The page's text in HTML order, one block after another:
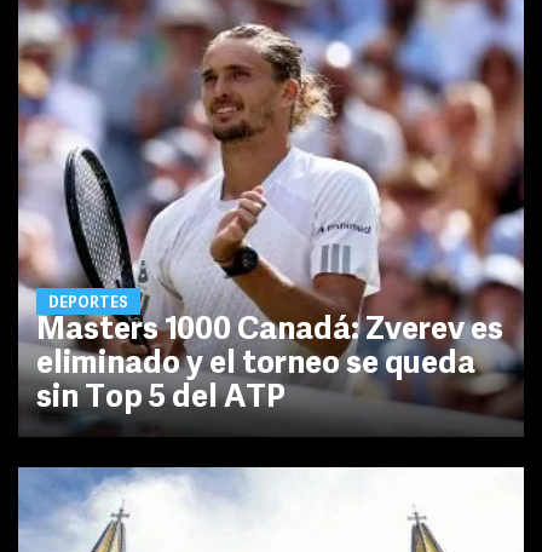
DEPORTES
Masters 1000 Canadá: Zverev es
eliminado y el torneo se queda
sin Top 5 del ATP